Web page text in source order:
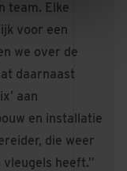
team. Elke
voor een
we over de
daarnaast
aan
en installatie
die weer
heeft.”